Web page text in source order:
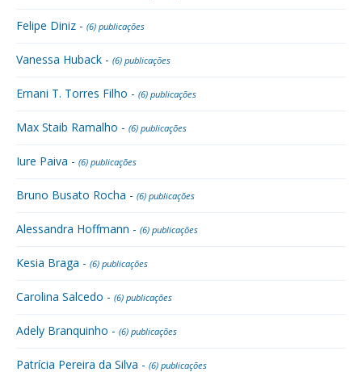
Felipe Diniz - (6) publicações
Vanessa Huback - (6) publicações
Ernani T. Torres Filho - (6) publicações
Max Staib Ramalho - (6) publicações
Iure Paiva - (6) publicações
Bruno Busato Rocha - (6) publicações
Alessandra Hoffmann - (6) publicações
Kesia Braga - (6) publicações
Carolina Salcedo - (6) publicações
Adely Branquinho - (6) publicações
Patrícia Pereira da Silva - (6) publicações